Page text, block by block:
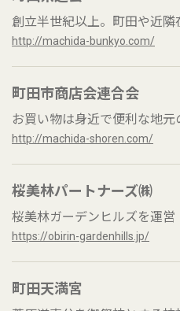
創立半世紀以上。町田や近隣
http://machida-bunkyo.com/
町田市商店会連合会
お買い物は身近で便利な地元
http://machida-shoren.com/
桜美林パートナーズ㈱
桜美林ガーデンヒルズを運営
https://obirin-gardenhills.jp/
町田天満宮